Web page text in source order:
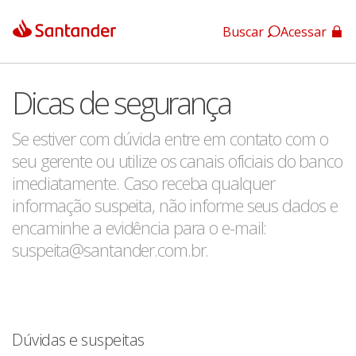
App Santander
App Santander Empresas
Buscar Acessar
Dicas de segurança
Se estiver com dúvida entre em contato com o
seu gerente ou utilize os canais oficiais do banco
imediatamente. Caso receba qualquer
informação suspeita, não informe seus dados e
encaminhe a evidência para o e-mail:
suspeita@santander.com.br.
Dúvidas e suspeitas